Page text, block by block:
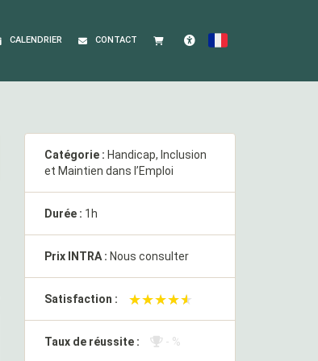
CALENDRIER
CONTACT
FRANÇAIS
Catégorie : Handicap, Inclusion
et Maintien dans l’Emploi
Durée : 1h
Prix INTRA : Nous consulter
Satisfaction : ★★★★★
★★★★★
Taux de réussite : - %